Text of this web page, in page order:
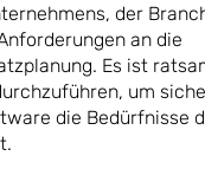
der
an die
Es ist
um
die Bedürfnisse